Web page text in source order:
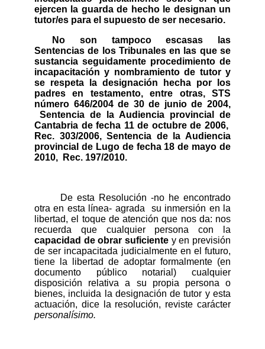
ejercen la guarda de hecho le designan un
tutor/es para el supuesto de ser necesario.
No son tampoco escasas las
Sentencias de los Tribunales en las que se
sustancia seguidamente procedimiento de
incapacitación y nombramiento de tutor y
se respeta la designación hecha por los
padres en testamento, entre otras, STS
número 646/2004 de 30 de junio de 2004,
Sentencia de la Audiencia provincial de
Cantabria de fecha 11 de octubre de 2006,
Rec. 303/2006, Sentencia de la Audiencia
provincial de Lugo de fecha 18 de mayo de
2010,
Rec. 197/2010.
De esta Resolución -no he encontrado
otra en esta línea- agrada
su inmersión en la
libertad, el toque de atención que nos da: nos
recuerda que cualquier persona con la
capacidad de obrar suficiente y en previsión
de ser incapacitada judicialmente en el futuro,
tiene la libertad de adoptar formalmente (en
documento público notarial) cualquier
disposición relativa a su propia persona o
bienes, incluida la designación de tutor y esta
actuación, dice la resolución, reviste carácter
personalísimo.